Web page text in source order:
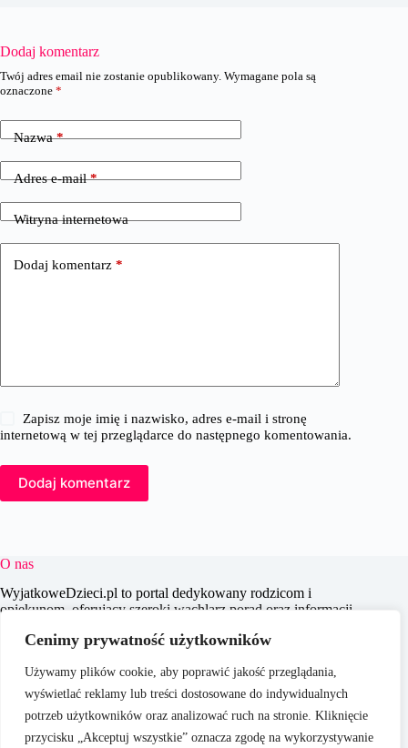
Cenimy prywatność użytkowników
Używamy plików cookie, aby poprawić jakość przeglądania,
wyświetlać reklamy lub treści dostosowane do indywidualnych
potrzeb użytkowników oraz analizować ruch na stronie. Kliknięcie
przycisku „Akceptuj wszystkie” oznacza zgodę na wykorzystywanie
Dodaj komentarz
Twój adres email nie zostanie opublikowany. Wymagane pola są
oznaczone *
Nazwa*
Adres e-mail*
Witryna internetowa
Dodaj komentarz *
Zapisz moje imię i nazwisko, adres e-mail i stronę
internetową w tej przeglądarce do następnego komentowania.
Dodaj komentarz
O nas
WyjatkoweDzieci.pl to portal dedykowany rodzicom i
opiekunom, oferujący szeroki wachlarz porad oraz informacji
celem jest wspieranie dorosłych w codziennych wyzwaniach
praktycznych treści, które pomagają w świadomym i
efektywnym wychowywaniu młodego pokolenia.